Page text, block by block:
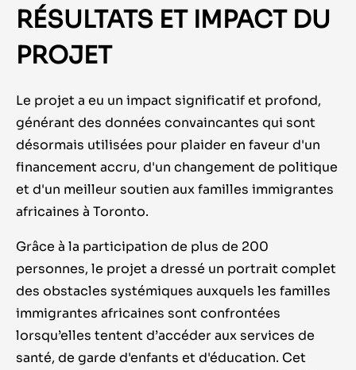
RÉSULTATS ET IMPACT DU
PROJET
Le projet a eu un impact significatif et profond,
générant des données convaincantes qui sont
désormais utilisées pour plaider en faveur d'un
financement accru, d'un changement de politique
et d'un meilleur soutien aux familles immigrantes
africaines à Toronto.
Grâce à la participation de plus de 200
personnes, le projet a dressé un portrait complet
des obstacles systémiques auxquels les familles
immigrantes africaines sont confrontées
lorsqu’elles tentent d’accéder aux services de
santé, de garde d'enfants et d'éducation. Cet